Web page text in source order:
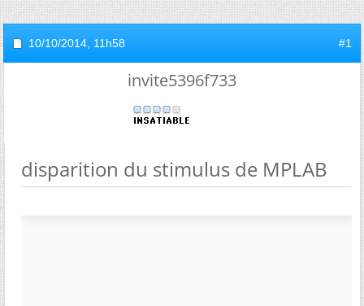
10/10/2014, 11h58 #1
invite5396f733
disparition du stimulus de MPLAB